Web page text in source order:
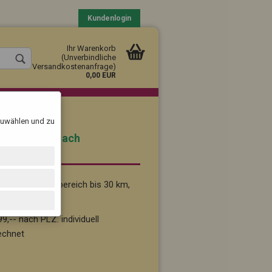
Kundenlogin
Ihr Warenkorb
(Unverbindliche
Versandkostenanfrage)
0,00 EUR
nach
59,-- im Nahbereich bis 30 km,
nach PLZ. individuell
und zu